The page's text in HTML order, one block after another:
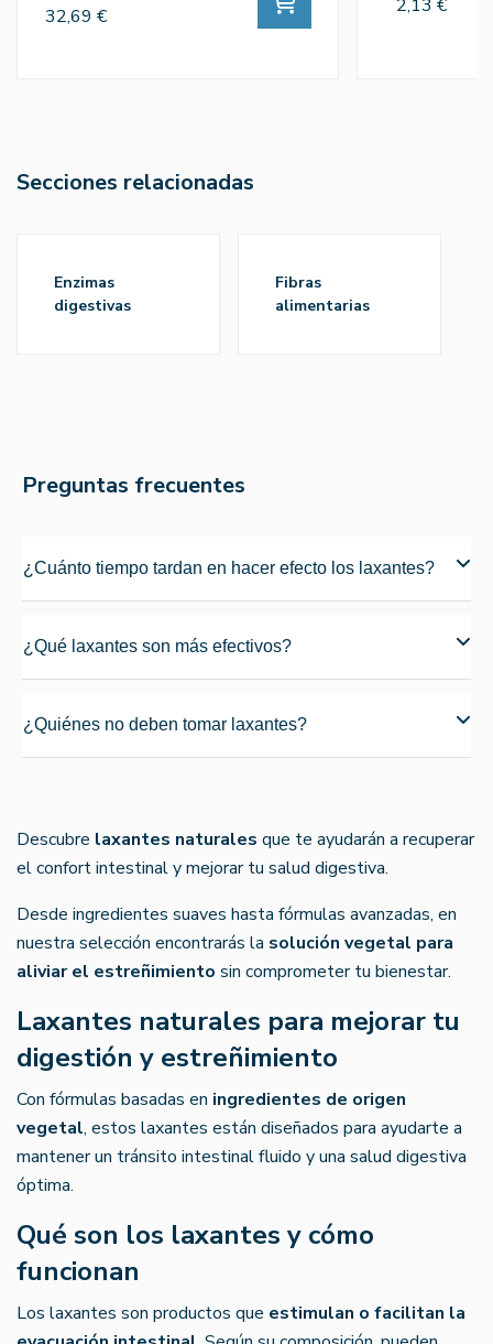
32,69 €
2,13 €
Secciones relacionadas
enzimas
digestivas
fibras
alimentarias
Preguntas frecuentes
¿Cuánto tiempo tardan en hacer efecto los laxantes?
¿Qué laxantes son más efectivos?
¿Quiénes no deben tomar laxantes?
Descubre laxantes naturales que te ayudarán a recuperar
el confort intestinal y mejorar tu salud digestiva.
Desde ingredientes suaves hasta fórmulas avanzadas, en
nuestra selección encontrarás la solución vegetal para
aliviar el estreñimiento sin comprometer tu bienestar.
Laxantes naturales para mejorar tu
digestión y estreñimiento
Con fórmulas basadas en ingredientes de origen
vegetal, estos laxantes están diseñados para ayudarte a
mantener un tránsito intestinal fluido y una salud digestiva
óptima.
Qué son los laxantes y cómo
funcionan
Los laxantes son productos que estimulan o facilitan la